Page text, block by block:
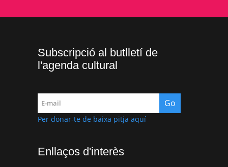
Subscripció al butlletí de
l'agenda cultural
Per donar-te de baixa pitja aquí
Enllaços d'interès